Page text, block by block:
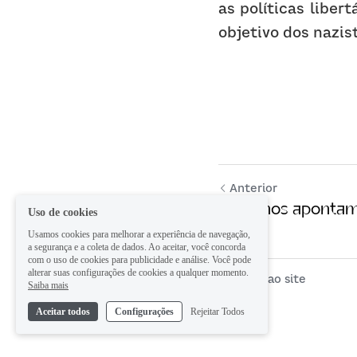
as políticas
objetivo dos
Anterior
Haitianos
Voltar ao site
Uso de cookies
Usamos cookies para melhorar a experiência de navegação,
a segurança e a coleta de dados. Ao aceitar, você concorda
com o uso de cookies para publicidade e análise. Você pode
alterar suas configurações de cookies a qualquer momento.
Saiba mais
Aceitar todos Configurações Rejeitar Todos